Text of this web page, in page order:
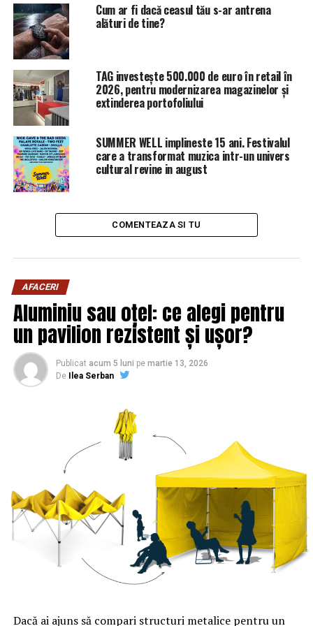
Cum ar fi dacă ceasul tău s-ar antrena
alături de tine?
TAG investește 500.000 de euro în retail în
2026, pentru modernizarea magazinelor și
extinderea portofoliului
SUMMER WELL implineste 15 ani. Festivalul
care a transformat muzica intr-un univers
cultural revine in august
COMENTEAZA SI TU
AFACERI
Aluminiu sau oțel: ce alegi pentru
un pavilion rezistent și ușor?
Publicat acum 5 luni pe martie 13, 2026
De
Ilea Serban
Dacă ai ajuns să compari structuri metalice pentru un